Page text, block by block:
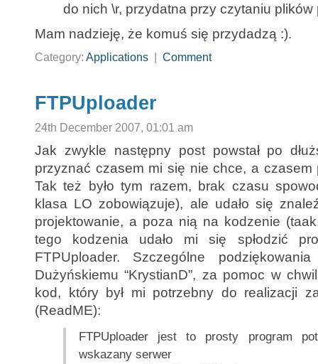
do nich \r, przydatna przy czytaniu
Mam nadzieję, że komuś się przydadzą :).
Category: Applications Comment
FTPUploader
24th December 2007, 01:01 am
Jak zwykle następny post powstał po
przyznać czasem mi się nie chce, a
Tak też było tym razem, brak czasu
klasa LO zobowiązuje), ale udało się
projektowanie, a poza nią na kodzenie
tego kodzenia udało mi się spłodzić
FTPUploader. Szczególne
Dużyńskiemu “KrystianD”, za pomoc w
kod, który był mi potrzebny do realizacji
(ReadME):
FTPUploader jest to prosty program
wskazany serwer